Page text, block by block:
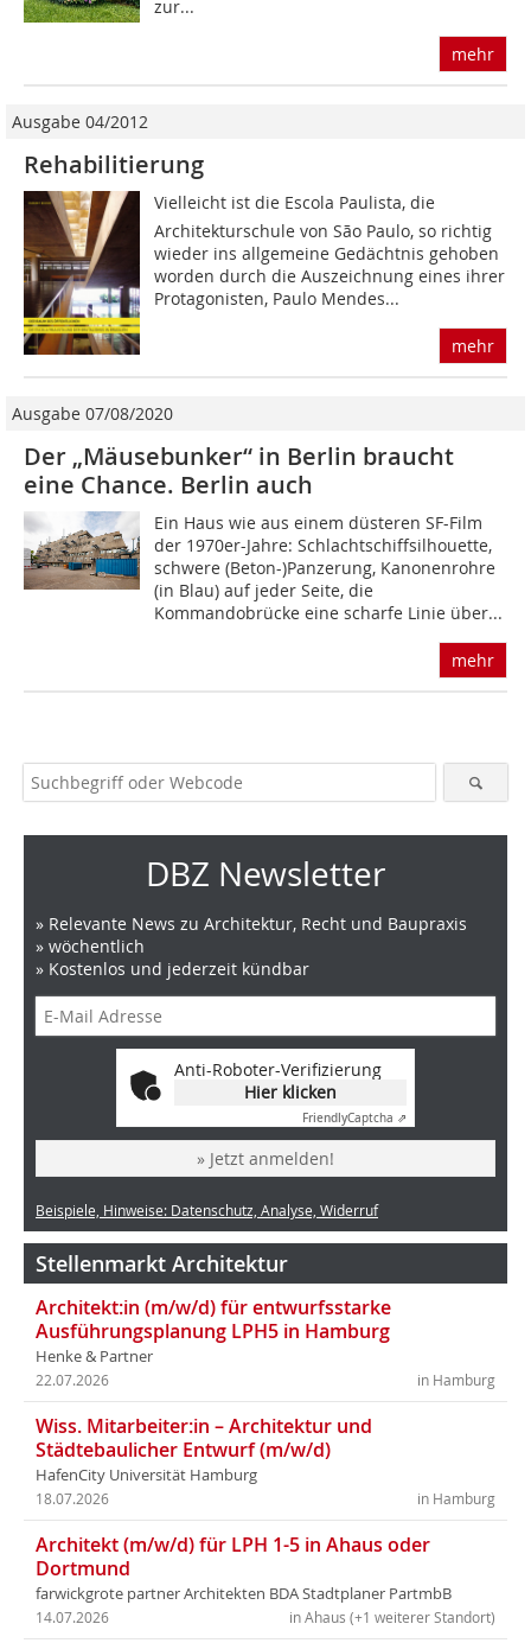
zur...
mehr
Ausgabe 04/2012
Rehabilitierung
Vielleicht ist die Escola Paulista, die
Architekturschule von São Paulo, so richtig
wieder ins allgemeine Gedächtnis gehoben
worden durch die Auszeichnung eines ihrer
Protagonisten, Paulo Mendes...
mehr
Ausgabe 07/08/2020
Der „Mäusebunker“ in Berlin braucht
eine Chance. Berlin auch
Ein Haus wie aus einem düsteren SF-Film
der 1970er-Jahre: Schlachtschiffsilhouette,
schwere ­(Beton-)Panzerung, Kanonenrohre
(in Blau) auf jeder Seite, die
Kommandobrücke eine scharfe Linie über...
mehr
DBZ Newsletter
» Relevante News zu Architektur, Recht und Baupraxis
» wöchentlich
» Kostenlos und jederzeit kündbar
Anti-Roboter-Verifizierung
Hier klicken
FriendlyCaptcha ⇗
» Jetzt anmelden!
Beispiele, Hinweise: Datenschutz, Analyse, Widerruf
Stellenmarkt Architektur
Architekt:in (m/w/d) für entwurfsstarke
Ausführungsplanung LPH5 in Hamburg
Henke & Partner
in Hamburg
22.07.2026
Wiss. Mitarbeiter:in – Architektur und
Städtebaulicher Entwurf (m/w/d)
HafenCity Universität Hamburg
in Hamburg
18.07.2026
Architekt (m/w/d) für LPH 1-5 in Ahaus oder
Dortmund
farwickgrote partner Architekten BDA Stadtplaner PartmbB
in Ahaus (+1 weiterer Standort)
14.07.2026